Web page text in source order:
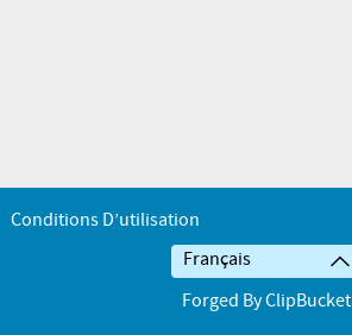
Conditions D’utilisation
Français
Forged By ClipBucket